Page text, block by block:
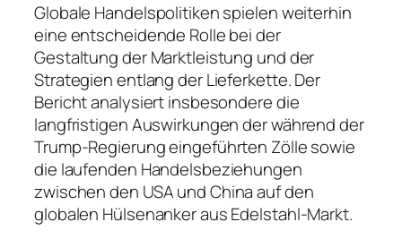
Globale Handelspolitiken spielen weiterhin
eine entscheidende Rolle bei der
Gestaltung der Marktleistung und der
Strategien entlang der Lieferkette. Der
Bericht analysiert insbesondere die
langfristigen Auswirkungen der während der
Trump-Regierung eingeführten Zölle sowie
die laufenden Handelsbeziehungen
zwischen den USA und China auf den
globalen Hülsenanker aus Edelstahl-Markt.